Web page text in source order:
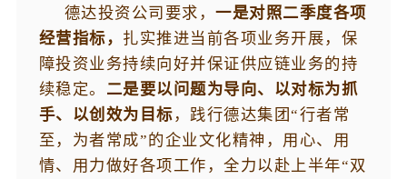
德达投资公司要求，一是对照二季度各项
经营指标， 扎实推进当前各项业务开展，保
障投资业务持续向好并保证供应链业务的持
续稳定。 二是要以问题为导向、以对标为抓
手、 以创效为目标 ，践行德达集团“行者常
至，为者常成”的企业文化精神，用心、用
情、用力做好各项工作，全力以赴上半年“双